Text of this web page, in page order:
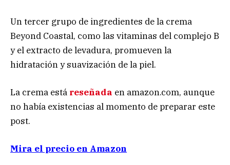
Un tercer grupo de ingredientes de la crema
Beyond Coastal, como las vitaminas del complejo B
y el extracto de levadura, promueven la
hidratación y suavización de la piel.
La crema está reseñada en amazon.com, aunque
no había existencias al momento de preparar este
post.
Mira el precio en Amazon